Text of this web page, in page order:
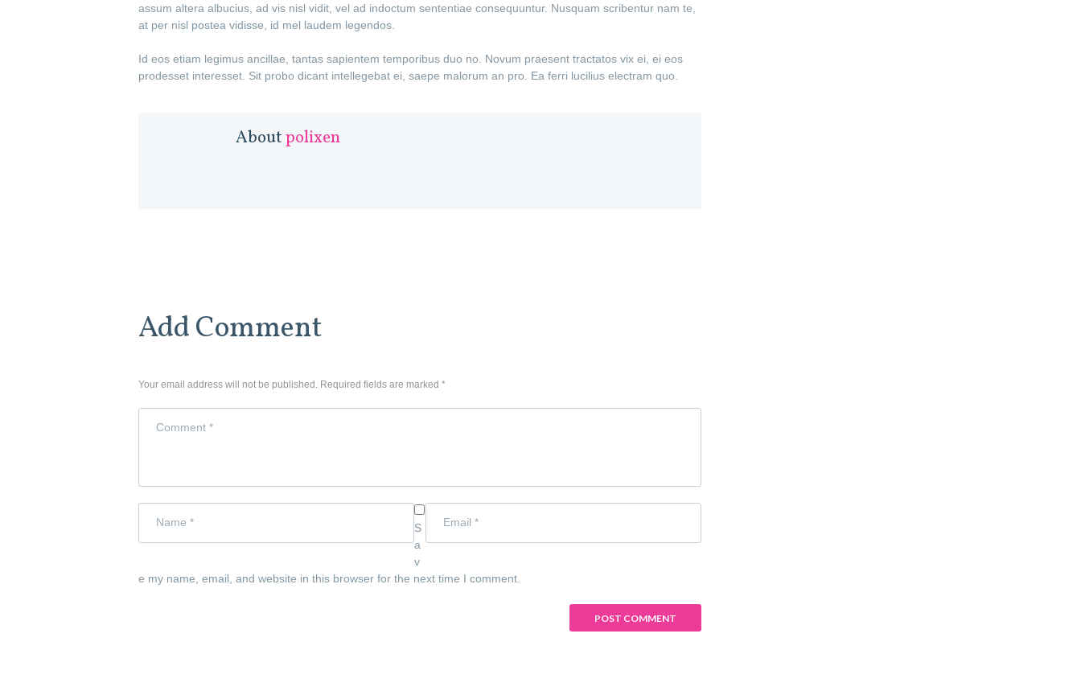
assum altera albucius, ad vis nisl vidit, vel ad indoctum sententiae consequuntur. Nusquam scribentur nam te,
at per nisl postea vidisse, id mel laudem legendos.
Id eos etiam legimus ancillae, tantas sapientem temporibus duo no. Novum praesent tractatos vix ei, ei eos
prodesset interesset. Sit probo dicant intellegebat ei, saepe malorum an pro. Ea ferri lucilius electram quo.
Aboutpolixen
Add Comment
Your email address will not be published. Required fields are marked *
S
a
v
e my name, email, and website in this browser for the next time I comment.